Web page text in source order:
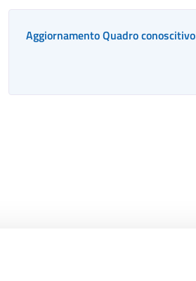
Aggiornamento Quadro conoscitivo